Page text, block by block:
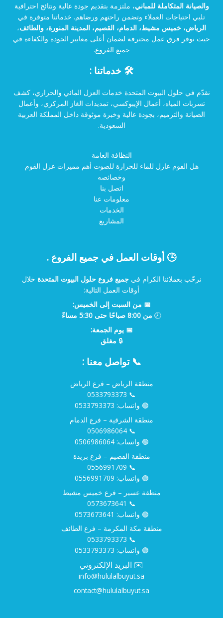
والصيانة المتكاملة للمباني، ملتزمة بتقديم جودة عالية ونتائج احترافية
تلبي احتياجات العملاء وتضمن راحتهم ورضاهم. خدماتنا متوفرة في
الرياض، خميس مشيط، الدمام، القصيم، المدينة المنورة، والطائف،
حيث نوفر فرق عمل محترفة لضمان أعلى معايير الجودة والكفاءة في
جميع الفروع.
🛠️ خدماتنا :
نقدّم في حلول البيوت المتحدة خدمات العزل المائي والحراري، كشف
تسربات المياه، أعمال الإيبوكسي، تمديدات الغاز المركزي، وأعمال
الصيانة والترميم، بجودة عالية وخبرة موثوقة داخل المملكة العربية
السعودية.
النظافة العامة
هل الفوم عازل للماء للحرارة للصوت أهم مميزات عزل الفوم
وخصائصه
اتصل بنا
معلومات عنا
الخدمات
المشاريع
🕒 أوقات العمل في جميع الفروع .
نرحّب بعملائنا الكرام فيجميع فروع حلول البيوت المتحدة خلال
أوقات العمل التالية:
📅 من السبت إلى الخميس:
🕗 من 8:00 صباحًا حتى 5:30 مساءً
📅 يوم الجمعة:
🔒 مغلق
📞 تواصل معنا :
منطقة الرياض – فرع الرياض
📞
0533793373
🟢 واتساب: 0533793373
منطقة الشرقية – فرع الدمام
📞
0506986064
🟢 واتساب:0506986064
منطقة القصيم – فرع بريدة
📞
🟢 واتساب: 0556991709
منطقة عسير – فرع خميس مشيط
📞
0573673641
🟢 واتساب: 0573673641
منطقة مكة المكرمة – فرع الطائف
📞
0533793373
🟢 واتساب: 0533793373
✉️ البريد الإلكتروني
info@hululalbuyut.sa
contact@hululalbuyut.sa